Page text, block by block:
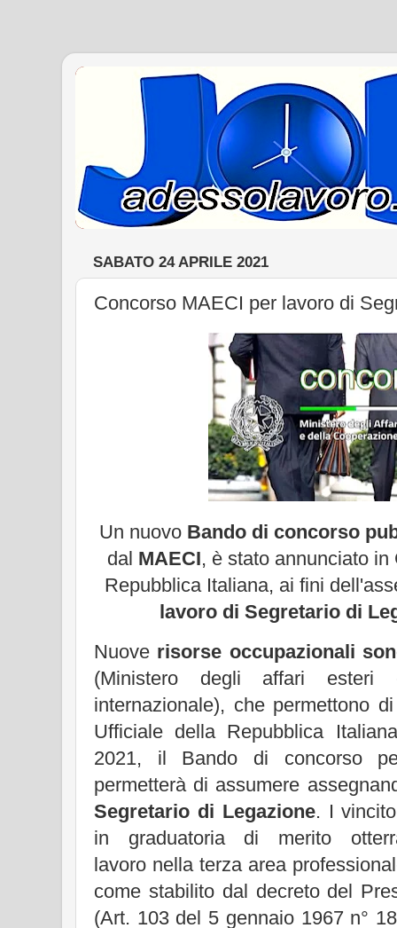
SABATO 24 APRILE 2021
Concorso MAECI per lavoro di
Un nuovo Bando di concorso
dal MAECI, è stato annunciato
Repubblica Italiana, ai fini
lavoro di Segretario di
Nuove risorse occupazionali
(Ministero degli affari esteri
internazionale), che permettono
Ufficiale della Repubblica
2021, il Bando di concorso
permetterà di assumere
Segretario di Legazione. I
in graduatoria di merito
lavoro nella terza area
come stabilito dal decreto del
(Art. 103 del 5 gennaio 1967 n°